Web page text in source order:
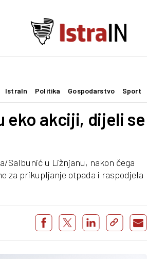
IstraIn Politika Gospodarstvo Sport
eko akciji, dijeli se
Salbunić u Ližnjanu, nakon čega
za prikupljanje otpada i raspodjela